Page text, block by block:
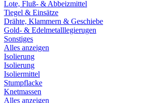
Lote, Fluß- & Abbeizmittel
Tiegel & Einsätze
Drähte, Klammern & Geschiebe
Gold- & Edelmetalllegierugen
Sonstiges
Alles anzeigen
Isolierung
Isolierung
Isoliermittel
Stumpflacke
Knetmassen
Alles anzeigen